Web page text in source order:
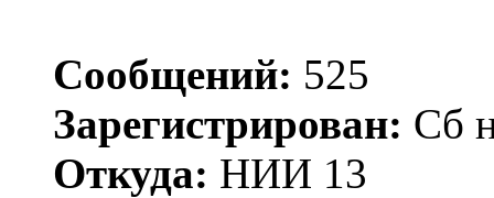
Сообщений: 525
Зарегистрирован: Сб
Откуда: НИИ 13